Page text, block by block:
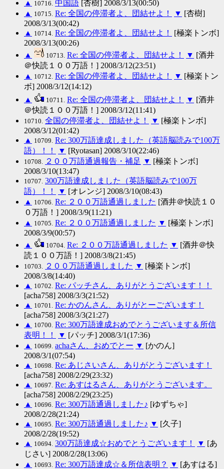
▲ 10716. 中国語 [杏樹] 2008/3/13(00:50)
▲ 10715. Re: 全国の停滞者よ、団結せよ！ ▼ [杏樹]
2008/3/13(00:42)
▲ 10714. Re: 全国の停滞者よ、団結せよ！
[極楽トンボ]
2008/3/13(00:26)
▲
10713. Re: 全国の停滞者よ、団結せよ！ ▼ [酒井
＠快読１００万語！] 2008/3/12(23:51)
▲ 10712. Re: 全国の停滞者よ、団結せよ！ ▼ [極楽トン
ボ] 2008/3/12(14:12)
▲
10711. Re: 全国の停滞者よ、団結せよ！ ▼ [酒井
＠快読１００万語！] 2008/3/12(11:41)
10710. 全国の停滞者よ、団結せよ！ ▼ [極楽トンボ]
2008/3/12(01:42)
▲ 10709. Re: 300万語達成しました（英語脳読みで100万
語）！！
▼ [Ryotasan] 2008/3/10(22:46)
10708. ２００万語通過報告・補足 ▼ [極楽トンボ]
2008/3/10(13:47)
10707. 300万語達成しました（英語脳読みで100万
語）！！
▼ [オレンジ] 2008/3/10(08:43)
▲ 10706. Re: ２００万語通過しました [酒井＠快読１０
０万語！] 2008/3/9(11:21)
▲ 10705. Re: ２００万語通過しました ▼ [極楽トンボ]
2008/3/9(00:57)
▲
10704. Re: ２００万語通過しました ▼ [酒井＠快
読１００万語！] 2008/3/8(21:45)
10703. ２００万語通過しました ▼ [極楽トンボ]
2008/3/8(14:40)
▲ 10702. Re: パッチさん、ありがとうございます！！
[acha758] 2008/3/3(21:52)
▲ 10701.
Re: かのんさん、ありがとーございます！
[acha758] 2008/3/3(21:27)
▲ 10700. Re: 300万語達成おめでとうございます＆所信
表明！！
▼ [パッチ] 2008/3/1(17:36)
▲ 10699. achaさん、おめでとー ▼ [かのん]
2008/3/1(07:54)
▲ 10698. Re: あじさいさん、ありがとうございます！
[acha758] 2008/2/29(23:32)
▲ 10697. Re: あすはるさん、ありがとうございます。
[acha758] 2008/2/29(23:25)
▲ 10696. Re: 300万語通過しました♪ [ゆずちゃ]
2008/2/28(21:24)
▲ 10695. Re: 300万語通過しました♪ ▼ [久子]
2008/2/28(19:52)
▲ 10694. 300万語達成☆おめでとうございます！ ▼ [あ
じさい] 2008/2/28(13:06)
▲ 10693. Re: 300万語達成☆＆所信表明？ ▼ [あすはる]